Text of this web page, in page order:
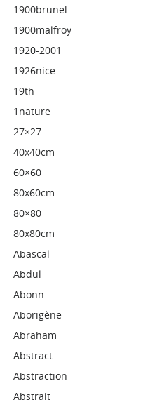
1900brunel
1900malfroy
1920-2001
1926nice
19th
1nature
27×27
40x40cm
60×60
80x60cm
80×80
80x80cm
Abascal
Abdul
Abonn
Aborigène
Abraham
Abstract
Abstraction
Abstrait